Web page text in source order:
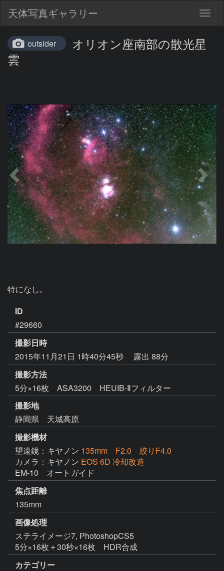
天体写真ギャラリー
outsider
オリオン座南部の散光星
雲
特になし。
ID
#29660
撮影日時
2015年11月21日 1時40分45秒
露出 88分
撮影方法
5分×16枚 ASA3200 HEUIB-Ⅱフィルター
撮影地
静岡県 天城高原
撮影機材
望遠鏡：キヤノン 135mm F2.0 絞りF4.0
カメラ：キヤノン EOS 6D 冷却改造
EM-10　オートガイド
焦点距離
135mm
画像処理
ステライメージ7, PhotoshopCS5
5分×16枚＋30秒×16枚　HDR合成
カテゴリー